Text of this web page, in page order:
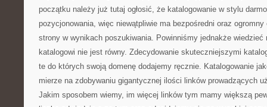
początku należy już tutaj ogłosić, że katalogowanie w stylu
pozycjonowania, więc niewątpliwie ma bezpośredni oraz ogromny
strony w wynikach poszukiwania. Powinniśmy jednakże
katalogowi nie jest równy. Zdecydowanie skuteczniejszymi
te do których swoją domenę dodajemy ręcznie. Katalogowanie
mierze na zdobywaniu gigantycznej ilości linków prowadzących
Jakim sposobem wiemy, im więcej linków tym mamy większą